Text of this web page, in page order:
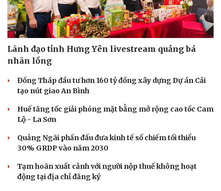
Lãnh đạo tỉnh Hưng Yên livestream quảng bá
nhãn lồng
Đồng Tháp đầu tư hơn 160 tỷ đồng xây dựng Dự án Cải
tạo nút giao An Bình
Huế tăng tốc giải phóng mặt bằng mở rộng cao tốc Cam
Lộ - La Sơn
Quảng Ngãi phấn đấu đưa kinh tế số chiếm tối thiểu
30% GRDP vào năm 2030
Tạm hoãn xuất cảnh với người nộp thuế không hoạt
động tại địa chỉ đăng ký